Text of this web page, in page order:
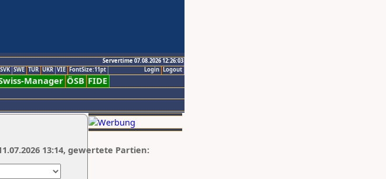
Servertime 07.08.2026 12:26:03
Logout
Login
SVK SWE TUR UKR VIE FontSize:11pt
Manager ÖSB FIDE
13:14, gewertete Partien: